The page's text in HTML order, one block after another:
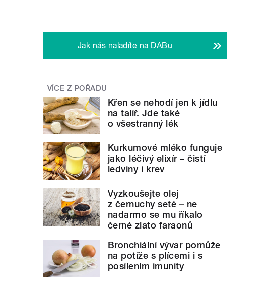
Jak nás naladíte na DABu
VÍCE Z POŘADU
Křen se nehodí jen k jídlu
na talíř. Jde také
o všestranný lék
Kurkumové mléko funguje
jako léčivý elixír – čistí
ledviny i krev
Vyzkoušejte olej
z černuchy seté – ne
nadarmo se mu říkalo
černé zlato faraonů
Bronchiální vývar pomůže
na potíže s plícemi i s
posílením imunity